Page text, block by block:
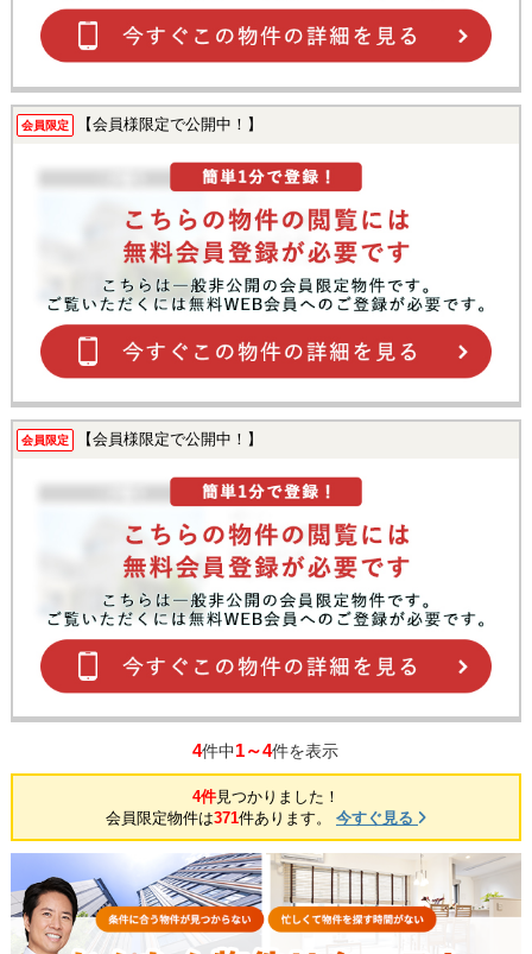
会員限定 【会員様限定で公開中！】
会員限定 【会員様限定で公開中！】
4件中1～4件を表示
4件見つかりました！
会員限定物件は371件あります。 今すぐ見る